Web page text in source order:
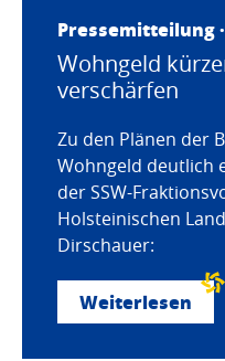
Pressemitteilung ·
Wohngeld
verschärfen
Zu den Plänen der
Wohngeld deutlich
der SSW-
Holsteinischen
Dirschauer:
Weiterlesen